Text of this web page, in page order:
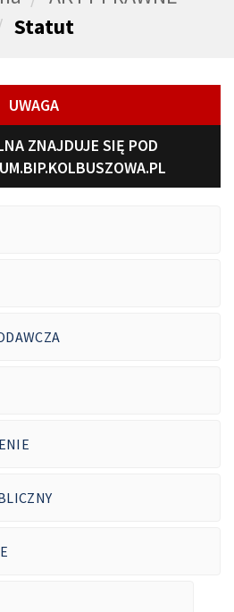
Statut
UWAGA
ZNAJDUJE SIĘ POD